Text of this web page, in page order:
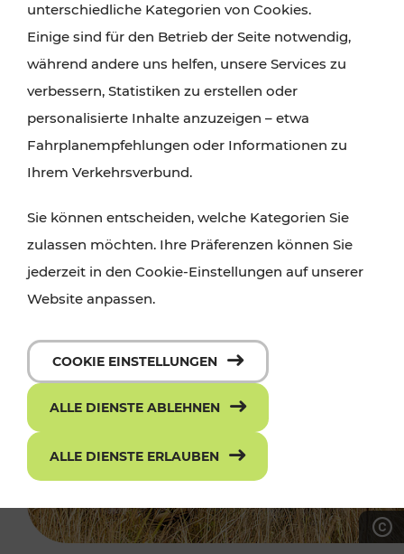
Radtouren oder purer Naturgenuss – viele
Attraktionen sind mit den Ticket- und Fahrplan-
Angeboten des VOR gut und schnell erreichbar.
unterschiedliche Kategorien von Cookies.
Einige sind für den Betrieb der Seite notwendig,
während andere uns helfen, unsere Services zu
verbessern, Statistiken zu erstellen oder
personalisierte Inhalte anzuzeigen – etwa
Fahrplanempfehlungen oder Informationen zu
Ihrem Verkehrsverbund.
Sie können entscheiden, welche Kategorien Sie
zulassen möchten. Ihre Präferenzen können Sie
jederzeit in den Cookie-Einstellungen auf unserer
Website anpassen.
COOKIE EINSTELLUNGEN
ALLE DIENSTE ABLEHNEN
ALLE DIENSTE ERLAUBEN